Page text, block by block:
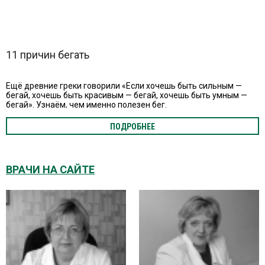
11 причин бегать
Ещё древние греки говорили «Если хочешь быть сильным —
бегай, хочешь быть красивым — бегай, хочешь быть умным —
бегай». Узнаём, чем именно полезен бег.
ПОДРОБНЕЕ
ВРАЧИ НА САЙТЕ